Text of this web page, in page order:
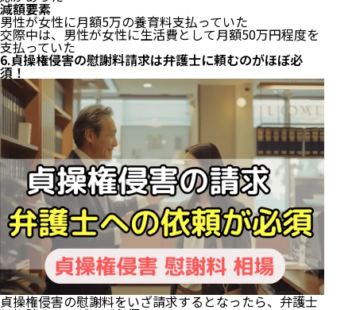
減額要素
男性が女性に月額5万の養育料支払っていた
交際中は、男性が女性に生活費として月額50万円程度を
支払っていた
6.貞操権侵害の慰謝料請求は弁護士に頼むのがほぼ必
須！
貞操権侵害の慰謝料をいざ請求するとなったら、弁護士